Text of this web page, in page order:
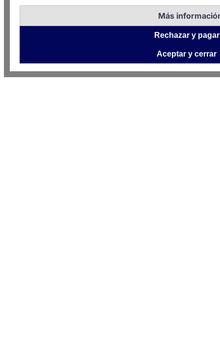
Más
Rechazar y pagar
Aceptar y cerrar